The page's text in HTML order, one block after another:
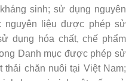
sinh; sử dụng nguyên
nguyên liệu được phép sử
dụng hóa chất, chế phẩm
Danh mục được phép sử
thải chăn nuôi tại Việt Nam;